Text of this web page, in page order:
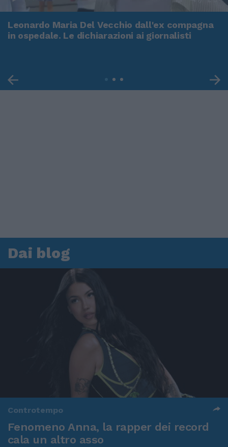
00:00
Leonardo Maria Del Vecchio dall'ex compagna
in ospedale. Le dichiarazioni ai giornalisti
Dai blog
Controtempo
Fenomeno Anna, la rapper dei record